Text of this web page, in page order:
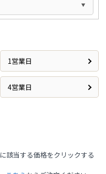
1営業日
4営業日
該当する価格をクリックする